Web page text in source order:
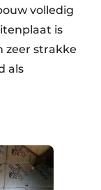
volledig
is
zeer strakke
als